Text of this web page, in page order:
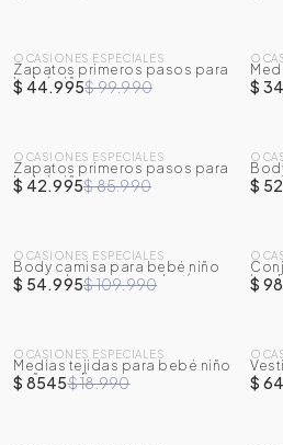
-55%
OCASIONES ESPECIALES
Zapatos primeros pasos para
bebé niño
$ 44.995$ 99.990 $
-50%
OCASIONES ESPECIALES
Zapatos primeros pasos para
bebé niño
$ 42.995$ 85.990
-
con
$
-50 %
OCASIONES ESPECIALES
Body camisa para bebé niño
manga larga con corbatín
$ 54.995$ 109.990
-
$
-55%
OCASIONES ESPECIALES
Medias tejidas para bebé niño
caña media
$ 8545$ 18.990
-
$